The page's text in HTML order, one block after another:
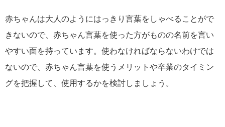
赤ちゃんは大人のようにはっきり言葉をしゃべることがで
きないので、赤ちゃん言葉を使った方がものの名前を言い
やすい面を持っています。使わなければならないわけでは
ないので、赤ちゃん言葉を使うメリットや卒業のタイミン
グを把握して、使用するかを検討しましょう。